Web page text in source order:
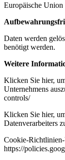
Europäische Union
Daten werden
benötigt werden.
Weitere
Klicken Sie hier,
Unternehmens
controls/
Klicken Sie hier,
Datenverarbeiters
Cookie-
https://